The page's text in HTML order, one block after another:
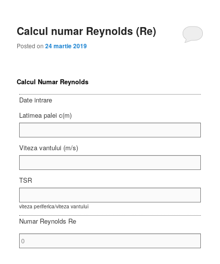
Calcul numar Reynolds (Re)
Posted on24 martie 2019
Calcul Numar Reynolds
Date intrare
Latimea palei c(m)
Viteza vantului (m/s)
TSR
viteza periferica/viteza vantului
Numar Reynolds Re